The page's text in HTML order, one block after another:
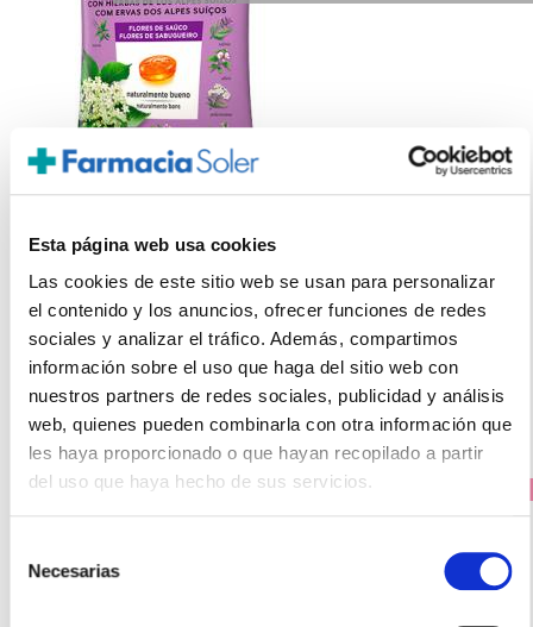
Esta página web usa cookies
Las cookies de este sitio web se usan para personalizar
el contenido y los anuncios, ofrecer funciones de redes
sociales y analizar el tráfico. Además, compartimos
información sobre el uso que haga del sitio web con
nuestros partners de redes sociales, publicidad y análisis
web, quienes pueden combinarla con otra información que
les haya proporcionado o que hayan recopilado a partir
del uso que haya hecho de sus servicios.
Necesarias
CARAMELOS SIN AZÚCAR FLORES DE SAÚCO BOLSA (70G)
2.95€
2,20€
+ Añadir
PRECIO ESPECIAL